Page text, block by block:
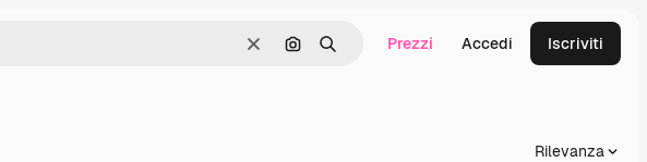
CancellaCerca per immagine
Ricerca Prezzi Accedi Iscriviti
Rilevanza